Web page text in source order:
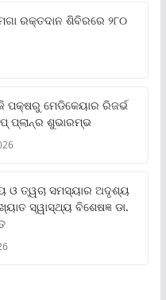
ରକ୍ତଦାନ ଶିବିରରେ ୨୮୦
ପକ୍ଷରୁ ମେଡିକେୟାର ରିଜର୍ଭ
ପ୍ଲାନ୍‌ର ଶୁଭାରମ୍ଭ
ଓ ତ୍ୱଚା ସମସ୍ୟାର ଅଦୃଶ୍ୟ
ସ୍ୱାସ୍ଥ୍ୟ ବିଶେଷଜ୍ଞ ଡା.